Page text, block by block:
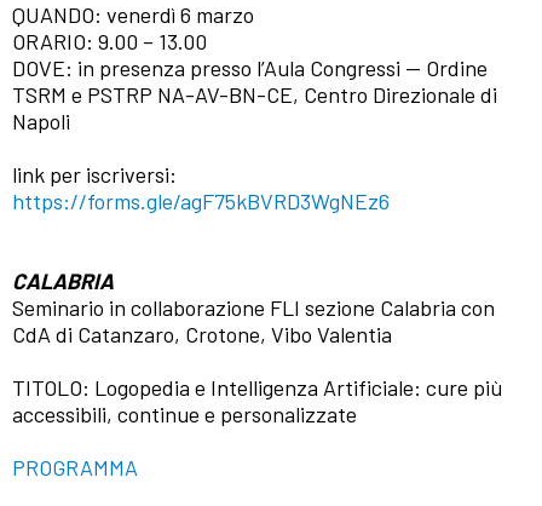
QUANDO: venerdì 6 marzo
ORARIO: 9.00 – 13.00
DOVE: in presenza presso l’Aula Congressi — Ordine
TSRM e PSTRP NA-AV-BN-CE, Centro Direzionale di
Napoli
link per iscriversi:
https://forms.gle/agF75kBVRD3WgNEz6
CALABRIA
Seminario in collaborazione FLI sezione Calabria con
CdA di Catanzaro, Crotone, Vibo Valentia
TITOLO: Logopedia e Intelligenza Artificiale: cure più
accessibili, continue e personalizzate
PROGRAMMA